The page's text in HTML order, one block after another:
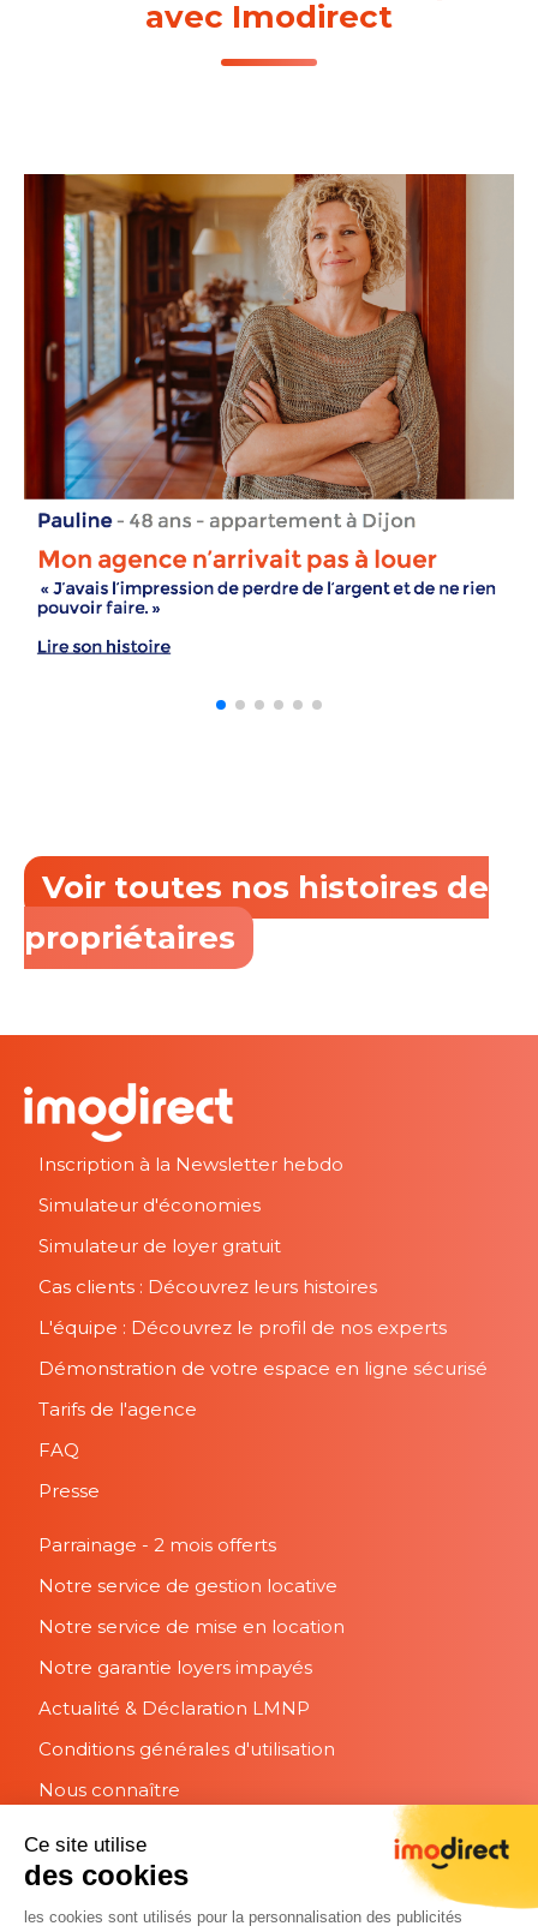
Ce site utilise
des cookies
les cookies sont utilisés pour la personnalisation des publicités
avec Imodirect
Voir toutes nos histoires de
propriétaires
Inscription à la Newsletter hebdo
Simulateur d'économies
Simulateur de loyer gratuit
Cas clients : Découvrez leurs histoires
L'équipe : Découvrez le profil de nos experts
Démonstration de votre espace en ligne sécurisé
Tarifs de l'agence
FAQ
Presse
Parrainage - 2 mois offerts
Notre service de gestion locative
Notre service de mise en location
Notre garantie loyers impayés
Actualité & Déclaration LMNP
Conditions générales d'utilisation
Nous connaître
Suivez nous